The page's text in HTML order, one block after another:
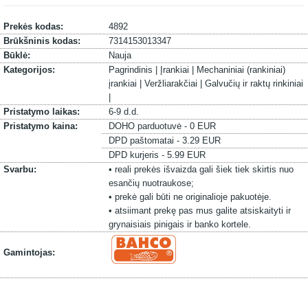
Prekės kodas:
4892
Brūkšninis kodas:
7314153013347
Būklė:
Nauja
Kategorijos:
Pagrindinis | Įrankiai |
Mechaniniai (rankiniai)
įrankiai | Veržliarakčiai | Galvučių ir raktų rinkiniai
Pristatymo laikas:
6-9 d.d.
Pristatymo kaina:
DOHO parduotuvė - 0 EUR
DPD paštomatai - 3.29 EUR
DPD kurjeris - 5.99 EUR
Svarbu:
• reali prekės išvaizda gali šiek tiek skirtis nuo
esančių nuotraukose;
• prekė gali būti ne originalioje pakuotėje.
• atsiimant prekę pas mus galite atsiskaityti ir
grynaisiais pinigais ir banko kortele.
Gamintojas: